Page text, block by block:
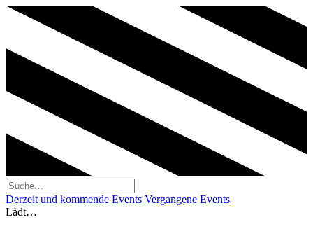
Derzeit und kommende Events Vergangene Events
Lädt…